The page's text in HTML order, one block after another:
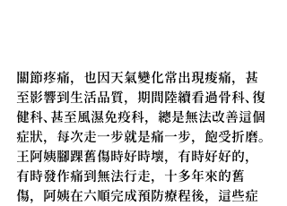
關節疼痛，也因天氣變化常出現痠痛，甚
至影響到生活品質，期間陸續看過骨科、復
健科、甚至風濕免疫科，總是無法改善這個
症狀，每次走一步就是痛一步，飽受折磨。
王阿姨腳踝舊傷時好時壞，有時好好的，
有時發作痛到無法行走，十多年來的舊
傷，阿姨在六順完成預防療程後，這些症